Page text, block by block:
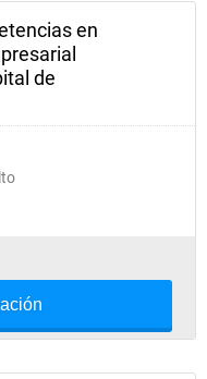
en
de